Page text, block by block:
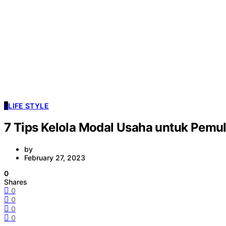
LLIFE STYLE
7 Tips Kelola Modal Usaha untuk
by
February 27, 2023
0
Shares
0
0
0
0